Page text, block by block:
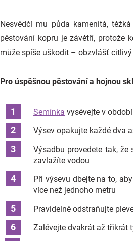
Nesvědčí mu půda kamenitá,
pěstování kopru je závětří, protože
může spíše uškodit – obzvlášť
Pro úspěšnou pěstování a hojnou
Semínka vysévejte v
Výsev opakujte každé dva
Výsadbu provedete tak,
zavlažíte vodou
Při výsevu dbejte na to,
více než jednoho metru
Pravidelně odstraňujte
Zalévejte dvakrát až třikrát